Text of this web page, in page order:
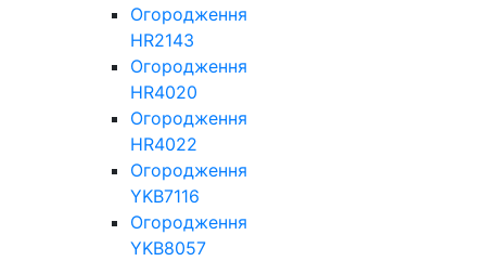
Огородження
HR2143
Огородження
HR4020
Огородження
HR4022
Огородження
YKB7116
Огородження
YKB8057